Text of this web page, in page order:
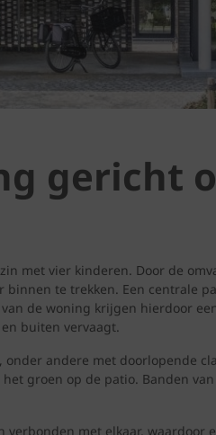
gericht
met vier kinderen. Door de
te trekken. Een centrale
de woning krijgen hierdoor
buiten vervaagt.
andere met doorlopende
groen op de patio. Banden
met elkaar, waardoor